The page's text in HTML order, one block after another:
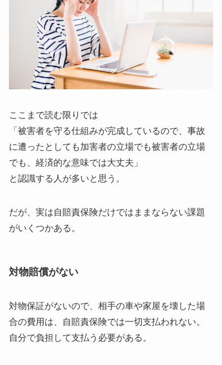
ここまで読む限りでは
「被害者を守る仕組みが完成しているので、事故
に遭ったとしても加害者の立場でも被害者の立場
でも、経済的な意味では大丈夫」
と認識する人が多いと思う。
だが、実は自賠責保険だけではままならない課題
がいくつかある。
対物賠償がない
対物保証がないので、相手の車や家屋を壊した場
合の費用は、自賠責保険では一切支払われない。
自分で負担して支払う必要がある。